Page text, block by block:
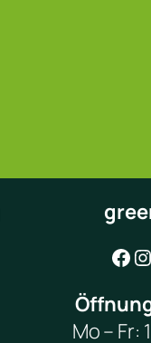
Facebook Instagram
Mo – Fr: